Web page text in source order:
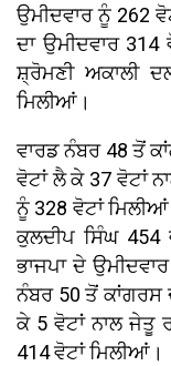
ਉਮੀਦਵਾਰ ਨੂੰ 262
ਦਾ ਉਮੀਦਵਾਰ
ਸ਼੍ਰੋਮਣੀ ਅਕਾਲੀ
ਮਿਲੀਆਂ।
ਵਾਰਡ ਨੰਬਰ 48 ਤੋਂ
ਵੋਟਾਂ ਲੈ ਕੇ 37 ਵੋਟਾਂ
ਨੂੰ 328 ਵੋਟਾਂ
ਕੁਲਦੀਪ ਸਿੰਘ
ਭਾਜਪਾ ਦੇ
ਨੰਬਰ 50 ਤੋਂ ਕਾਂਗਰਸ
ਕੇ 5 ਵੋਟਾਂ ਨਾਲ ਜੇਤੂ
414 ਵੋਟਾਂ ਮਿਲੀਆਂ।